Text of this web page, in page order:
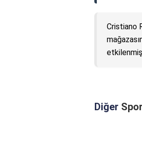
Cristiano
Diğer Spor